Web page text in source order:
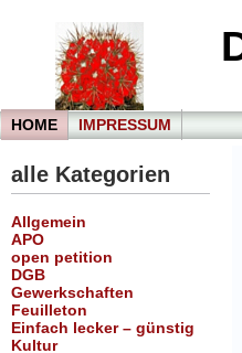
HOME IMPRESSUM
alle Kategorien
Allgemein
APO
open petition
DGB
Gewerkschaften
Feuilleton
Einfach lecker – günstig
Kultur